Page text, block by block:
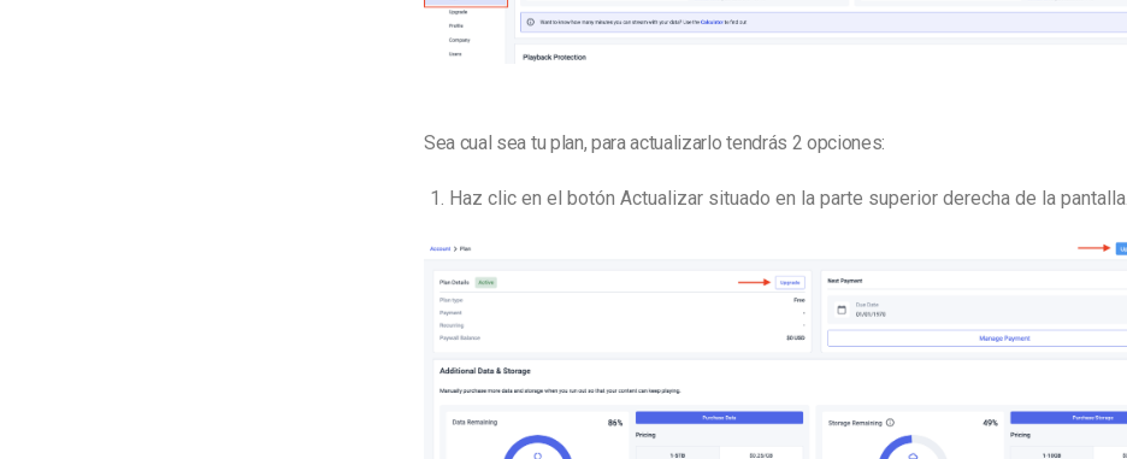
Sea cual sea tu plan, para actualizarlo tendrás 2 opciones:
Haz clic en el botón Actualizar situado en la parte superior derecha de la pantalla.